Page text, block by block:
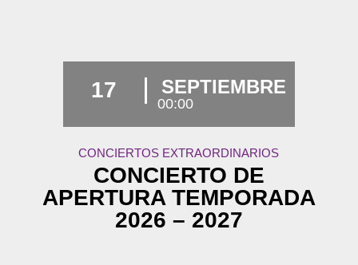
17 SEPTIEMBRE
00:00
CONCIERTOS EXTRAORDINARIOS
CONCIERTO DE
APERTURA TEMPORADA
2026 – 2027